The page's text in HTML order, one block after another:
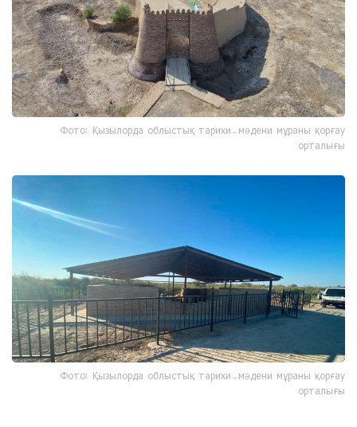
Фото: Қызылорда облыстық тарихи-мәдени мұраны қорғау
орталығы
Фото: Қызылорда облыстық тарихи-мәдени мұраны қорғау
орталығы